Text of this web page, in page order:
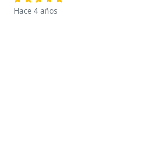
Hace 4 años